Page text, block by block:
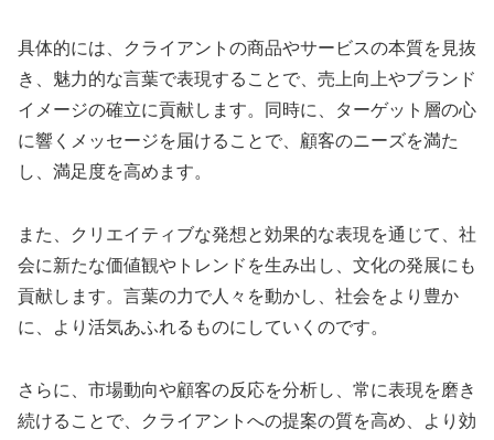
具体的には、クライアントの商品やサービスの本質を見抜
き、魅力的な言葉で表現することで、売上向上やブランド
イメージの確立に貢献します。同時に、ターゲット層の心
に響くメッセージを届けることで、顧客のニーズを満た
し、満足度を高めます。
また、クリエイティブな発想と効果的な表現を通じて、社
会に新たな価値観やトレンドを生み出し、文化の発展にも
貢献します。言葉の力で人々を動かし、社会をより豊か
に、より活気あふれるものにしていくのです。
さらに、市場動向や顧客の反応を分析し、常に表現を磨き
続けることで、クライアントへの提案の質を高め、より効